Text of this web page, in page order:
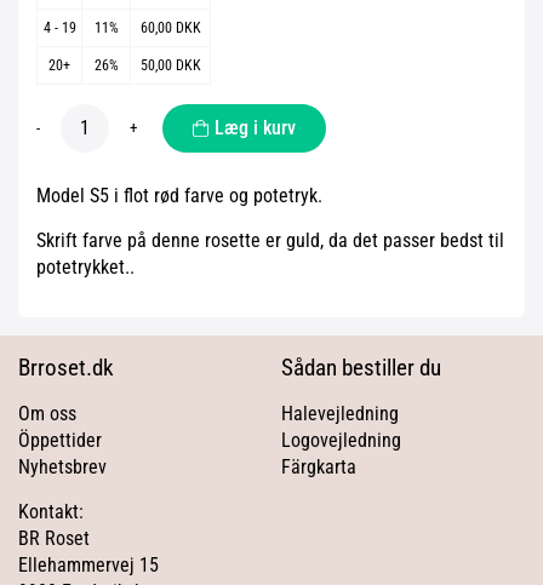
4 - 19 11% 60,00 DKK
20+ 26% 50,00 DKK
- + Læg i kurv
Model S5 i flot rød farve og potetryk.
Skrift farve på denne rosette er guld, da det passer bedst til
potetrykket..
Brroset.dk
Om oss
Öppettider
Nyhetsbrev
Kontakt:
BR Roset
Ellehammervej 15
Sådan bestiller du
Halevejledning
Logovejledning
Färgkarta